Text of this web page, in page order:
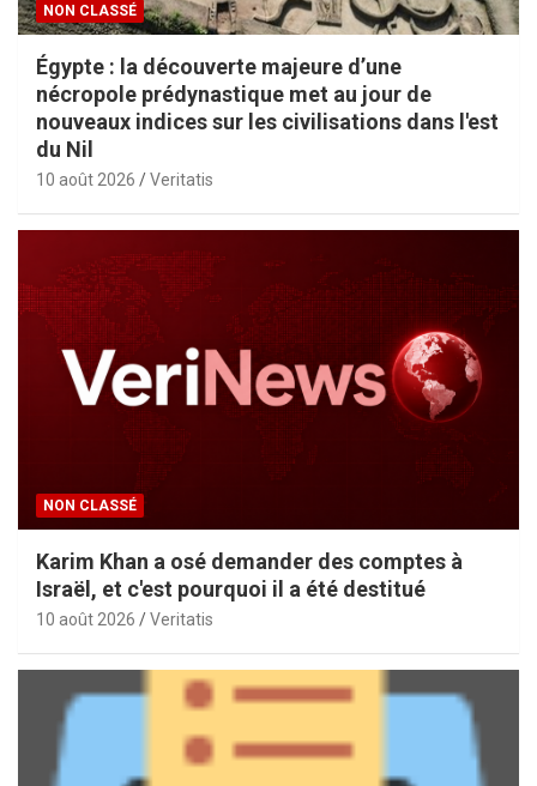
NON CLASSÉ
Égypte : la découverte majeure d’une
nécropole prédynastique met au jour de
nouveaux indices sur les civilisations dans l'est
du Nil
10 août 2026 Veritatis
NON CLASSÉ
Karim Khan a osé demander des comptes à
Israël, et c'est pourquoi il a été destitué
10 août 2026 Veritatis